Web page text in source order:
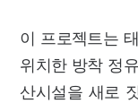
이 프로젝트는
위치한 방착 정
산시설을 새로